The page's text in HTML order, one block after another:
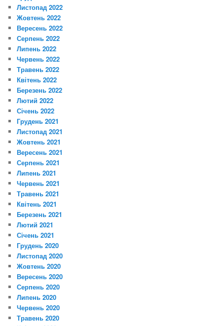
Листопад 2022
Жовтень 2022
Вересень 2022
Серпень 2022
Липень 2022
Червень 2022
Травень 2022
Квітень 2022
Березень 2022
Лютий 2022
Січень 2022
Грудень 2021
Листопад 2021
Жовтень 2021
Вересень 2021
Серпень 2021
Липень 2021
Червень 2021
Травень 2021
Квітень 2021
Березень 2021
Лютий 2021
Січень 2021
Грудень 2020
Листопад 2020
Жовтень 2020
Вересень 2020
Серпень 2020
Липень 2020
Червень 2020
Травень 2020